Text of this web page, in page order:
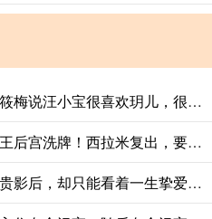
诚信优配 血缘太神奇！马筱梅说汪小宝很喜欢玥儿，很渴望姐姐抱
锦鲤配资 帕公主走后，泰王后宫洗牌！西拉米复出，要联手诗妮娜斗苏提达？
融可赢 身家亿万的全球最贵影后，却只能看着一生挚爱死在眼前